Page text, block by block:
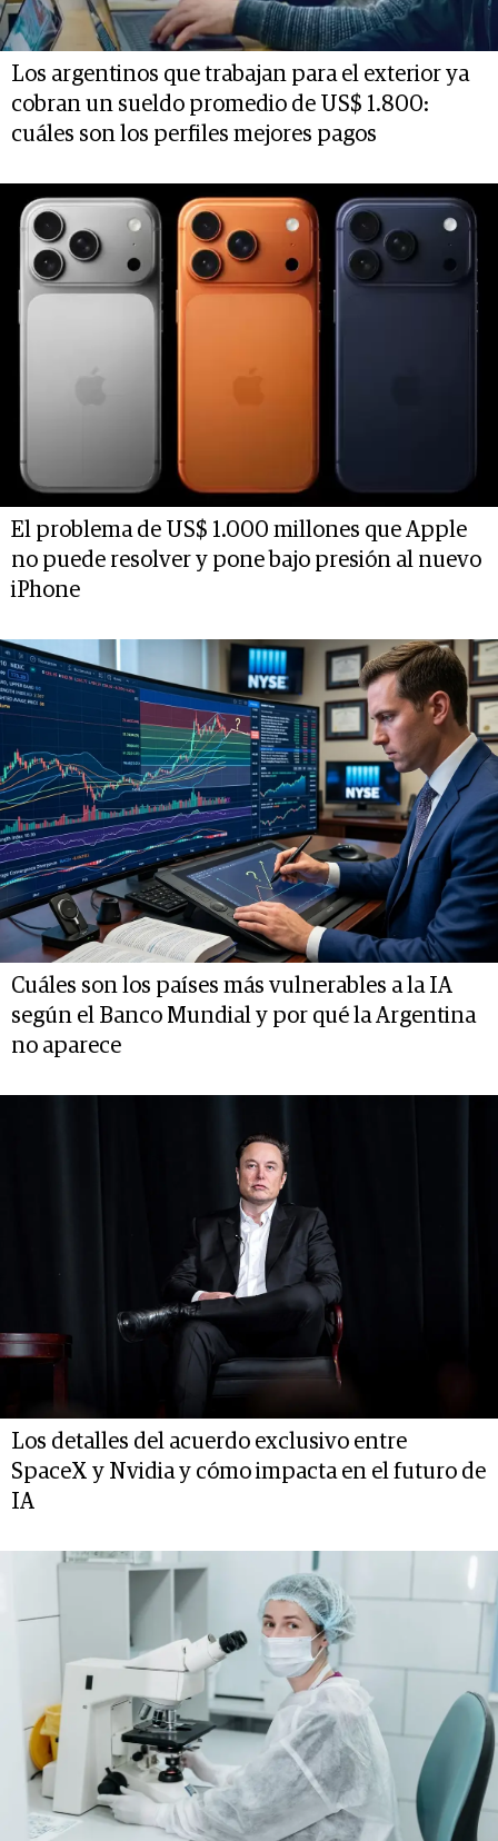
Los argentinos que trabajan para el exterior ya
cobran un sueldo promedio de US$ 1.800:
cuáles son los perfiles mejores pagos
El problema de US$ 1.000 millones que Apple
no puede resolver y pone bajo presión al nuevo
iPhone
Cuáles son los países más vulnerables a la IA
según el Banco Mundial y por qué la Argentina
no aparece
Los detalles del acuerdo exclusivo entre
SpaceX y Nvidia y cómo impacta en el futuro de
IA